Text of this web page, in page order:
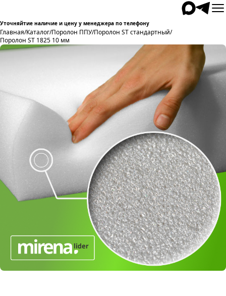
Уточняйтие наличие и цену у менеджера по телефону
Главная/Каталог/Поролон ППУ/Поролон ST стандартный/
Поролон ST 1825 10 мм